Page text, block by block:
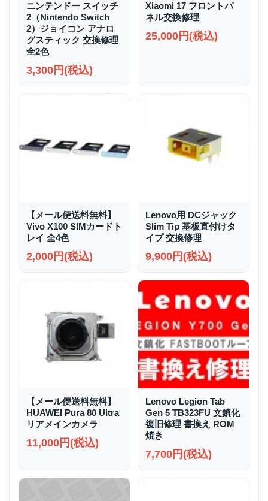
ニンテンドー スイッチ
2（Nintendo Switch
2）ジョイコン アナロ
グスティック 交換修理
全2色
3,300円(税込)
Xiaomi 17 フロントパ
ネル交換修理
25,000円(税込)
【メール便送料無料】
Vivo X100 SIMカードト
レイ 全4色
2,000円(税込)
Lenovo用 DCジャック
Slim Tip 基板直付けタ
イプ 交換修理
9,900円(税込)
【メール便送料無料】
HUAWEI Pura 80 Ultra
リアメインカメラ
11,000円(税込)
Lenovo Legion Tab
Gen 5 TB323FU 文鎮化
復旧修理 書換え ROM
焼き
7,700円(税込)